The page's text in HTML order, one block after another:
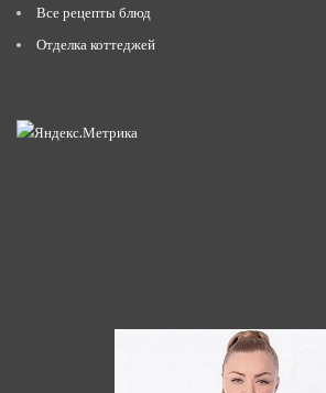
Все рецепты блюд
Отделка коттеджей